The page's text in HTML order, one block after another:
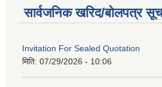
सार्वजनिक खरिद/बोलपत्र
Invitation For Sealed Quotation
मिति: 07/29/2026 - 10:06